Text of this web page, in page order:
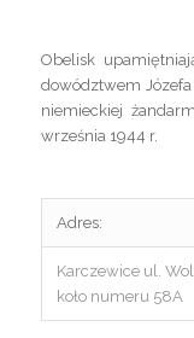
Obelisk
dowództwem
niemieckiej
września 1944 r.
Adres:
Karczewice ul.
koło numeru 58A